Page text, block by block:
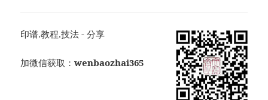
印谱.教程.技法 - 分享
加微信获取：wenbaozhai365